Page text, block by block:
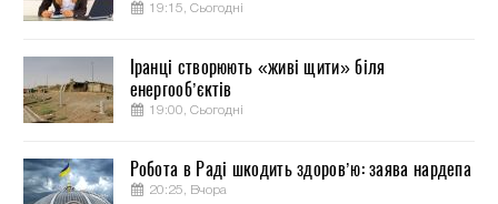
19:15, Сьогодні
Іранці створюють «живі щити» біля
енергооб’єктів
19:00, Сьогодні
Робота в Раді шкодить здоров’ю: заява нардепа
20:25, Вчора